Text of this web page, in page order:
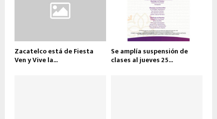
Zacatelco está de Fiesta
Ven y Vive la...
Se amplía suspensión de
clases al jueves 25...